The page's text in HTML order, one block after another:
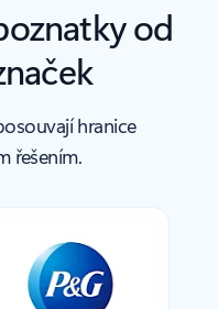
od
hranice
řešením.